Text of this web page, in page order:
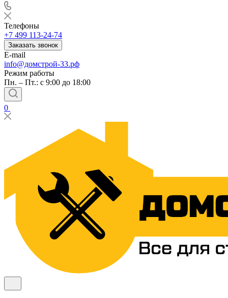
Телефоны
+7 499 113-24-74
Заказать звонок
E-mail
info@домстрой-33.рф
Режим работы
Пн. – Пт.: с 9:00 до 18:00
0